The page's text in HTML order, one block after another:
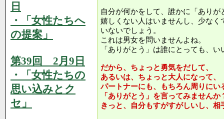
日
・「女性たちへ
の提案」
第39回 2月9日
・「女性たちの
思い込みとク
セ」
自分が何かをして、誰かに「あり
嬉しくない人はいませんし、少な
いないでしょう。
これは男女を問いませんよね。
「ありがとう」は誰にとっても、
だから、ちょっと勇気をだして、
あるいは、ちょっと大人になって、
パートナーにも、もちろん周りにい
「ありがとう」を言ってみませんか
きっと、自分もすがすがしいし、